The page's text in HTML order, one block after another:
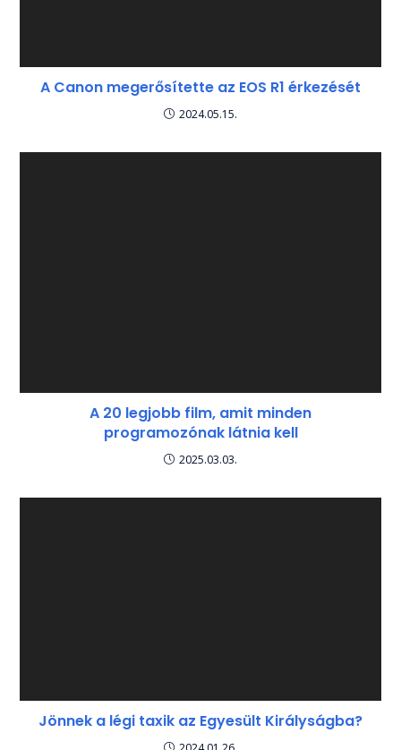
A Canon megerősítette az EOS R1 érkezését
2024.05.15.
A 20 legjobb film, amit minden
programozónak látnia kell
2025.03.03.
Jönnek a légi taxik az Egyesült Királyságba?